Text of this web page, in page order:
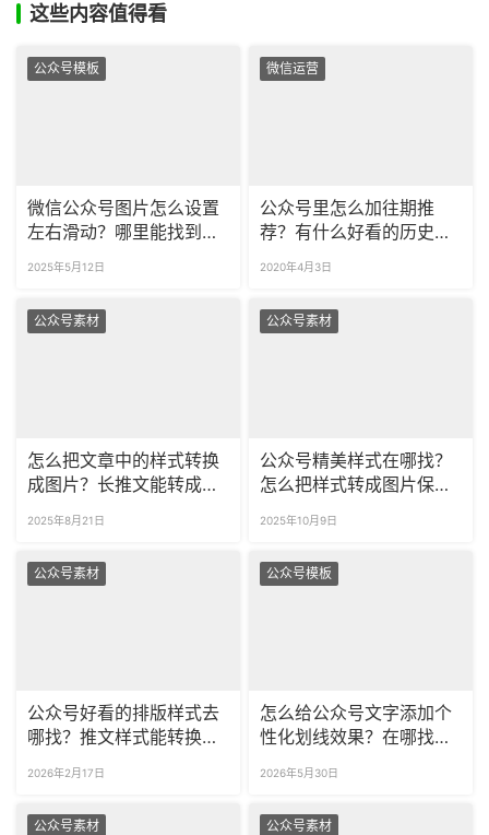
这些内容值得看
公众号模板
微信公众号图片怎么设置
左右滑动？哪里能找到这
2025年5月12日
微信运营
公众号里怎么加往期推
荐？有什么好看的历史推
2020年4月3日
公众号素材
怎么把文章中的样式转换
成图片？长推文能转成长
2025年8月21日
公众号素材
公众号精美样式在哪找？
怎么把样式转成图片保
2025年10月9日
公众号素材
公众号好看的排版样式去
哪找？推文样式能转换成
2026年2月17日
公众号模板
怎么给公众号文字添加个
性化划线效果？在哪找适
式？
2026年5月30日
公众号素材 公众号素材